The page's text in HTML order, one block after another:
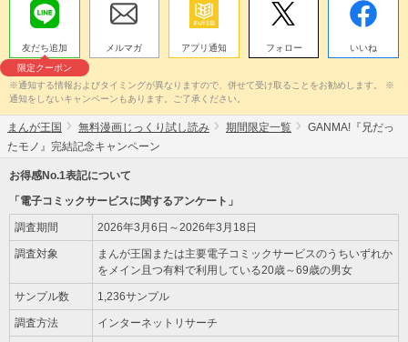
友だち追加
限定クーポン
メルマガ アプリ通知 フォロー いいね
※通知する情報およびタイミングが異なりますので、併せて受け取ることをお勧めします。 ※
通知をしないキャンペーンもあります。ご了承ください。
まんが王国 無料漫画じっくり試し読み 期間限定一覧
GANMA!『兄だっ
たモノ』完結記念キャンペーン
お得感No.1表記について
「電子コミックサービスに関するアンケート」
調査期間 2026年3月6日～2026年3月18日
調査対象
まんが王国または主要電子コミックサービスのうちいずれか
をメイン且つ有料で利用している20歳～69歳の男女
サンプル数 1,236サンプル
調査方法 インターネットリサーチ